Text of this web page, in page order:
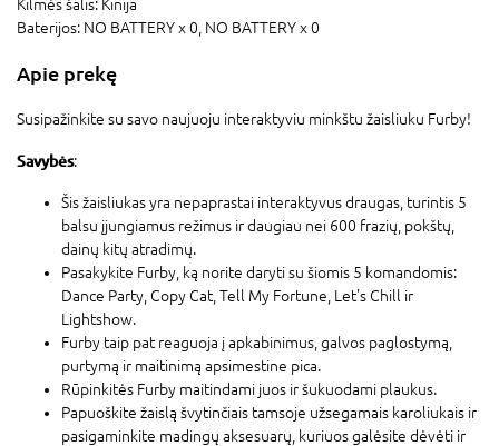
Kilmės šalis: Kinija
Baterijos: NO BATTERY x 0, NO BATTERY x 0
Apie prekę
Susipažinkite su savo naujuoju interaktyviu minkštu žaisliuku Furby!
Savybės:
Šis žaisliukas yra nepaprastai interaktyvus draugas, turintis 5
balsu įjungiamus režimus ir daugiau nei 600 frazių, pokštų,
dainų kitų atradimų.
Pasakykite Furby, ką norite daryti su šiomis 5 komandomis:
Dance Party, Copy Cat, Tell My Fortune, Let's Chill ir
Lightshow.
Furby taip pat reaguoja į apkabinimus, galvos paglostymą,
purtymą ir maitinimą apsimestine pica.
Rūpinkitės Furby maitindami juos ir šukuodami plaukus.
Papuoškite žaislą švytinčiais tamsoje užsegamais karoliukais ir
pasigaminkite madingų aksesuarų, kuriuos galėsite dėvėti ir